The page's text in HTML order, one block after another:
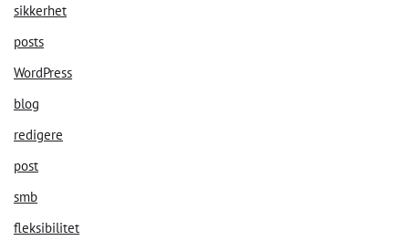
sikkerhet
posts
WordPress
blog
redigere
post
smb
fleksibilitet